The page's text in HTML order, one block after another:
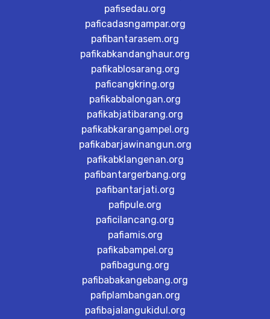
pafisedau.org
paficadasngampar.org
pafibantarasem.org
pafikabkandanghaur.org
pafikablosarang.org
paficangkring.org
pafikabbalongan.org
pafikabjatibarang.org
pafikabkarangampel.org
pafikabarjawinangun.org
pafikabklangenan.org
pafibantargerbang.org
pafibantarjati.org
pafipule.org
paficilancang.org
pafiamis.org
pafikabampel.org
pafibagung.org
pafibabakangebang.org
pafiplambangan.org
pafibajalangukidul.org